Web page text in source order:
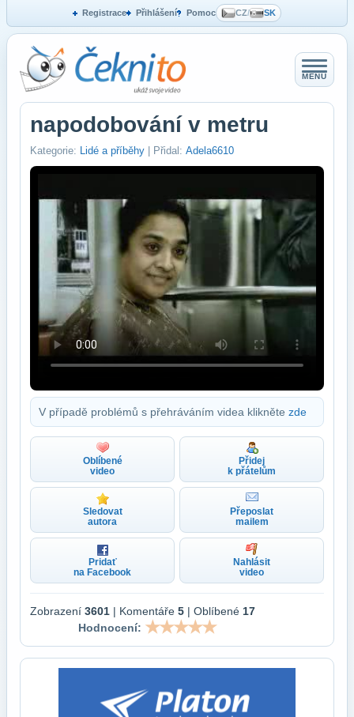
Registrace Přihlášení Pomoc CZ/ SK
MENU
napodobování v metru
Kategorie: Lidé a příběhy | Přidal: Adela6610
V případě problémů s přehráváním videa klikněte zde
Oblíbené
video
Přidej
k přátelům
Sledovat
autora
Přeposlat
mailem
Pridať
na Facebook
Nahlásit
video
Zobrazení 3601 | Komentáře 5 | Oblíbené 17
Hodnocení: